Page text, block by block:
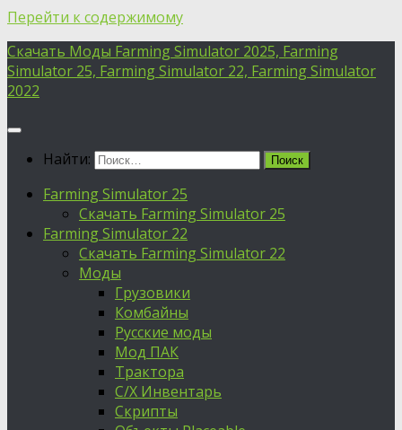
Перейти к содержимому
Скачать Моды Farming Simulator 2025, Farming
Simulator 25, Farming Simulator 22, Farming Simulator
2022
Найти:
Farming Simulator 25
Скачать Farming Simulator 25
Farming Simulator 22
Скачать Farming Simulator 22
Моды
Грузовики
Комбайны
Русские моды
Мод ПАК
Трактора
С/Х Инвентарь
Скрипты